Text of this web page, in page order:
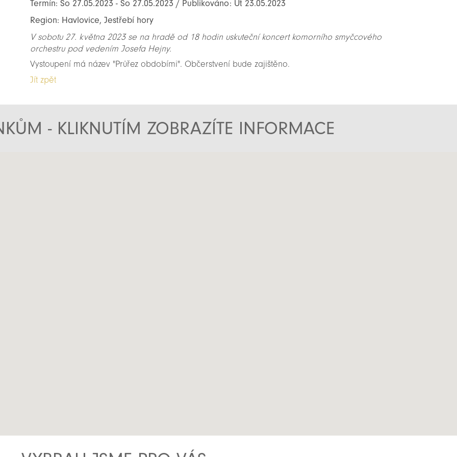
Termín: So 27.05.2023 - So 27.05.2023 / Publikováno: Út 23.05.2023
Region: Havlovice, Jestřebí hory
V sobotu 27. května 2023 se na hradě od 18 hodin uskuteční koncert komorního smyčcového
orchestru pod vedením Josefa Hejny.
Vystoupení má název "Průřez obdobími". Občerstvení bude zajištěno.
Jít zpět
- KLIKNUTÍM ZOBRAZÍTE INFORMACE